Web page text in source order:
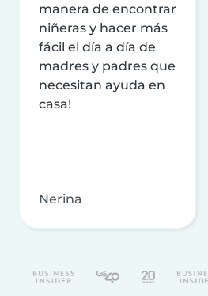
manera de encontrar
niñeras y hacer más
fácil el día a día de
madres y padres que
necesitan ayuda en
casa!
Nerina